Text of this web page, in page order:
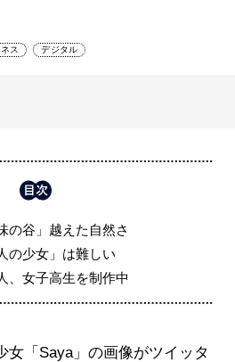
ス デジタル
の谷」越えた自然さ
の少女」は難しい
、女子高生を制作中
「Saya」の画像がツイッタ